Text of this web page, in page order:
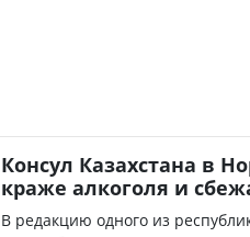
Консул Казахстана в
краже алкоголя и
В редакцию одного из